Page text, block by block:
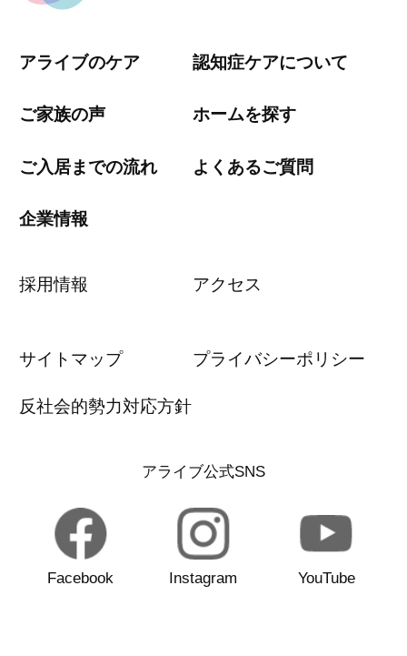
アライブのケア 認知症ケアについて
ご家族の声 ホームを探す
ご入居までの流れ よくあるご質問
企業情報
採用情報 アクセス
サイトマップ プライバシーポリシー
反社会的勢力対応方針
アライブ公式SNS
Facebook Instagram YouTube